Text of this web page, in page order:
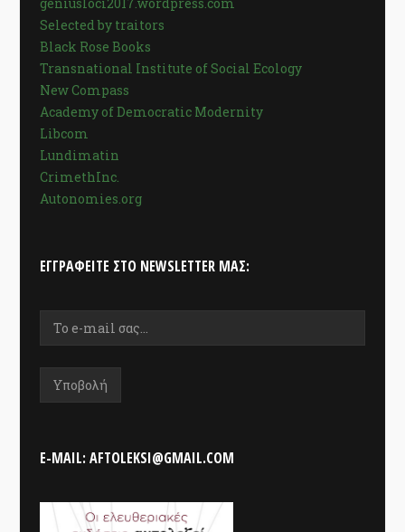
Selected by traitors
Black Rose Books
Transnational Institute of Social Ecology
New Compass
Academy of Democratic Modernity
Libcom
Lundimatin
CrimethInc.
Autonomies.org
ΕΓΓΡΑΦΕΊΤΕ ΣΤΟ NEWSLETTER ΜΑΣ:
E-MAIL: AFTOLEKSI@GMAIL.COM